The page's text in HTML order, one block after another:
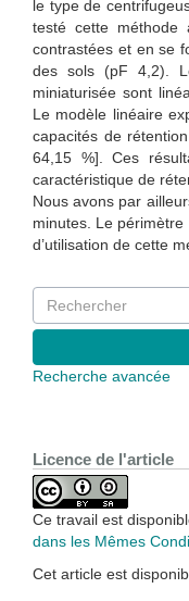
le type de
testé cette
contrastées et en se
des sols (pF 4,2).
miniaturisée sont
Le modèle linéaire
capacités de
64,15 %]. Ces
caractéristique de
Nous avons par
minutes. Le périmètre
d’utilisation de cette
Recherche avancée
Licence de l'article
Ce travail est
dans les Mêmes
Cet article est